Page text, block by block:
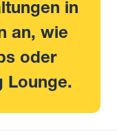
in
an, wie
oder
Lounge.